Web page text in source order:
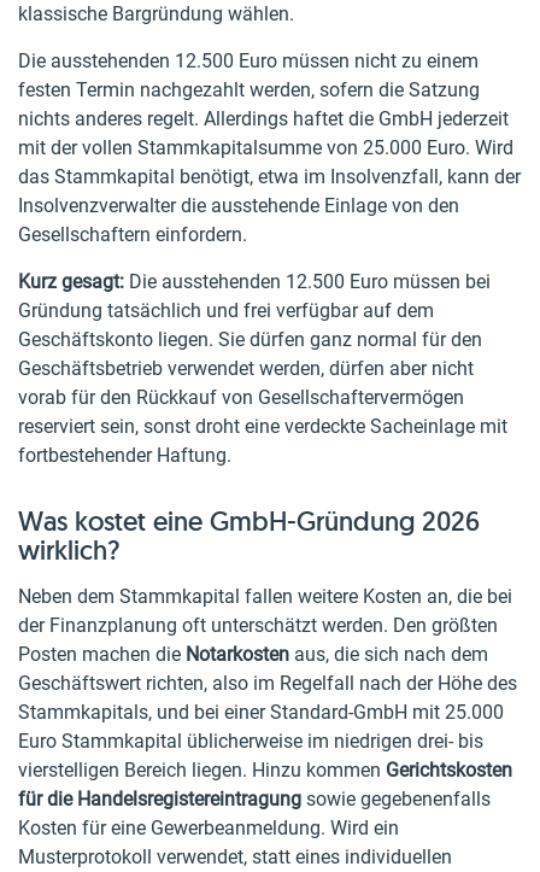
klassische Bargründung wählen.
Die ausstehenden 12.500 Euro müssen nicht zu einem
festen Termin nachgezahlt werden, sofern die Satzung
nichts anderes regelt. Allerdings haftet die GmbH jederzeit
mit der vollen Stammkapitalsumme von 25.000 Euro. Wird
das Stammkapital benötigt, etwa im Insolvenzfall, kann der
Insolvenzverwalter die ausstehende Einlage von den
Gesellschaftern einfordern.
Kurz gesagt: Die ausstehenden 12.500 Euro müssen bei
Gründung tatsächlich und frei verfügbar auf dem
Geschäftskonto liegen. Sie dürfen ganz normal für den
Geschäftsbetrieb verwendet werden, dürfen aber nicht
vorab für den Rückkauf von Gesellschaftervermögen
reserviert sein, sonst droht eine verdeckte Sacheinlage mit
fortbestehender Haftung.
Was kostet eine GmbH-Gründung 2026
wirklich?
Neben dem Stammkapital fallen weitere Kosten an, die bei
der Finanzplanung oft unterschätzt werden. Den größten
Posten machen die Notarkosten aus, die sich nach dem
Geschäftswert richten, also im Regelfall nach der Höhe des
Stammkapitals, und bei einer Standard-GmbH mit 25.000
Euro Stammkapital üblicherweise im niedrigen drei- bis
vierstelligen Bereich liegen. Hinzu kommen Gerichtskosten
für die Handelsregistereintragung sowie gegebenenfalls
Kosten für eine Gewerbeanmeldung. Wird ein
Musterprotokoll verwendet, statt eines individuellen